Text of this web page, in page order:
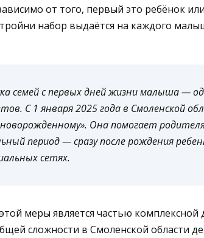
от того, первый это ребёнок
набор выдаётся на каждого
семей с первых дней жизни малыша —
С 1 января 2025 года в Смоленской
Она помогает
период — сразу после рождения
сетях.
меры является частью
сложности в Смоленской области